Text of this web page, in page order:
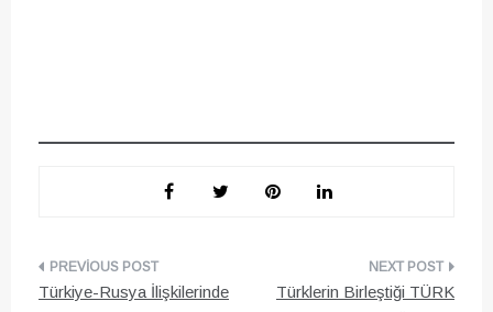
Yazı
Türkiye-Rusya İlişkilerinde
Türklerin Birleştiği TÜRK